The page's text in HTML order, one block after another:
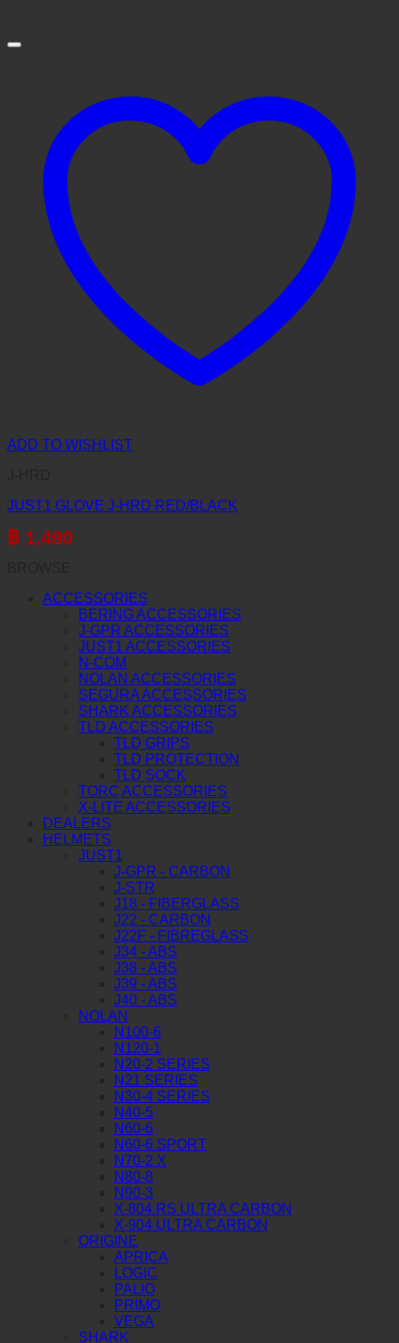
ADD TO WISHLIST
JUST1 GLOVE J-HRD RED/BLACK
฿ 1,490
ACCESSORIES
BERING ACCESSORIES
J-GPR ACCESSORIES
JUST1 ACCESSORIES
N-COM
NOLAN ACCESSORIES
SEGURA ACCESSORIES
SHARK ACCESSORIES
TLD ACCESSORIES
TLD GRIPS
TLD PROTECTION
TLD SOCK
TORC ACCESSORIES
X-LITE ACCESSORIES
DEALERS
HELMETS
JUST1
J-GPR - CARBON
J-STR
J18 - FIBERGLASS
J22 - CARBON
J22F - FIBREGLASS
J34 - ABS
J38 - ABS
J39 - ABS
J40 - ABS
NOLAN
N100-6
N120-1
N20-2 SERIES
N21 SERIES
N30-4 SERIES
N40-5
N60-6
N60-6 SPORT
N70-2 X
N80-8
N90-3
X-804 RS ULTRA CARBON
X-904 ULTRA CARBON
ORIGINE
APRICA
LOGIC
PALIO
PRIMO
VEGA
SHARK